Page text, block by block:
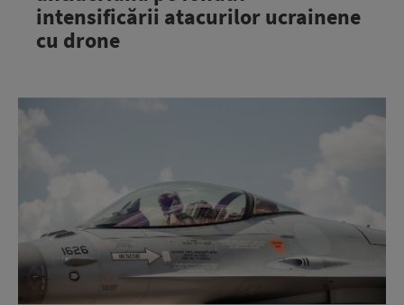
intensificării atacurilor ucrainene
cu drone